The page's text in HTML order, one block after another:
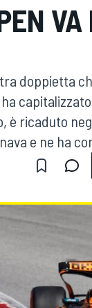
VA
doppietta
è ricaduto
e ne ha